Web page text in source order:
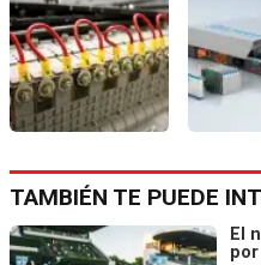
TAMBIÉN TE PUEDE
El